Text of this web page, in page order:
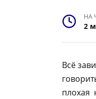
НА
2
Всё
плохая